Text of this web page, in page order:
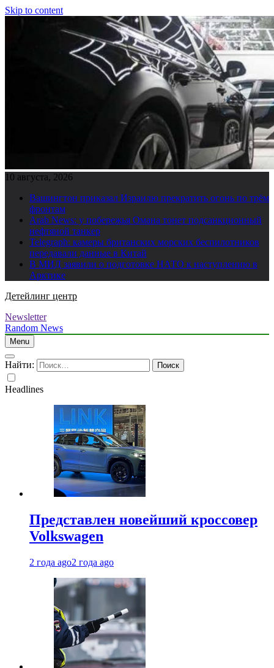
Skip to content
10 августа, 2026
Вашингтон приказал Израилю прекратить огонь по трём
фронтам
Arab News: у побережья Омана тонет подсанкционный
нефтяной танкер
Telegraph: камеры британских морских беспилотников
передавали данные в Китай
В МИД заявили о подготовке НАТО к наступлению в
Арктике
Детейлинг центр
Newsletter
Random News
Menu
Найти:
Headlines
Представлен новейший кроссовер
Volkswagen
2 года ago2 года ago